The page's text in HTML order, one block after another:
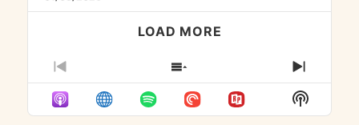
LOAD MORE
PREVIOUS
EPISODE
SHOW
EPISODES
LIST
NEXT
Show
Podcast